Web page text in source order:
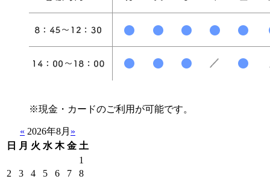
※現金・カードのご利用が可能です。
« 2026年8月 »
日
月 火 水 木 金 土
1
2
3 4 5 6 7
8